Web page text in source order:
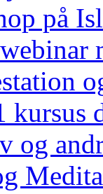
på
kursus
og